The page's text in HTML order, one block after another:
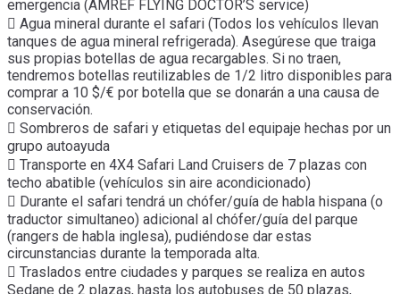
emergencia (AMREF FLYING DOCTOR’S service)
 Agua mineral durante el safari (Todos los vehículos llevan
tanques de agua mineral refrigerada). Asegúrese que traiga
sus propias botellas de agua recargables. Si no traen,
tendremos botellas reutilizables de 1/2 litro disponibles para
comprar a 10 $/€ por botella que se donarán a una causa de
conservación.
 Sombreros de safari y etiquetas del equipaje hechas por un
grupo autoayuda
 Transporte en 4X4 Safari Land Cruisers de 7 plazas con
techo abatible (vehículos sin aire acondicionado)
 Durante el safari tendrá un chófer/guía de habla hispana (o
traductor simultaneo) adicional al chófer/guía del parque
(rangers de habla inglesa), pudiéndose dar estas
circunstancias durante la temporada alta.
 Traslados entre ciudades y parques se realiza en autos
Sedane de 2 plazas, hasta los autobuses de 50 plazas,